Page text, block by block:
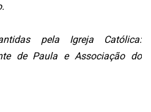
pela Igreja Católica:
de Paula e Associação do